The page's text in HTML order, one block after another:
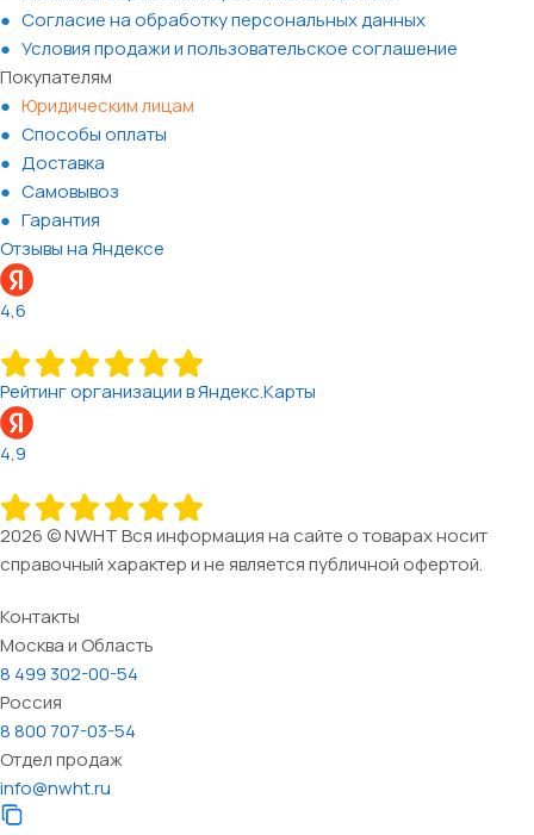
Согласие на обработку персональных данных
Условия продажи и пользовательское соглашение
Покупателям
Юридическим лицам
Способы оплаты
Доставка
Самовывоз
Гарантия
Отзывы на Яндексе
4,6
Рейтинг организации в Яндекс.Карты
4,9
2026 © NWHT Вся информация на сайте о товарах носит
справочный характер и не является публичной офертой.
Контакты
Москва и Область
8 499 302-00-54
Россия
8 800 707-03-54
Отдел продаж
info@nwht.ru